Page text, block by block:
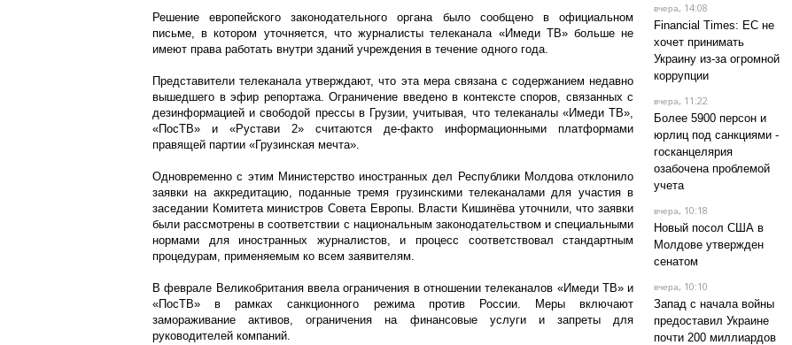
Решение европейского законодательного органа было сообщено в официальном
письме, в котором уточняется, что журналисты телеканала «Имеди ТВ» больше не
имеют права работать внутри зданий учреждения в течение одного года.
Представители телеканала утверждают, что эта мера связана с содержанием недавно
вышедшего в эфир репортажа. Ограничение введено в контексте споров, связанных с
дезинформацией и свободой прессы в Грузии, учитывая, что телеканалы «Имеди ТВ»,
«ПосТВ» и «Рустави 2» считаются де-факто информационными платформами
правящей партии «Грузинская мечта».
Одновременно с этим Министерство иностранных дел Республики Молдова отклонило
заявки на аккредитацию, поданные тремя грузинскими телеканалами для участия в
заседании Комитета министров Совета Европы. Власти Кишинёва уточнили, что заявки
были рассмотрены в соответствии с национальным законодательством и специальными
нормами для иностранных журналистов, и процесс соответствовал стандартным
процедурам, применяемым ко всем заявителям.
В феврале Великобритания ввела ограничения в отношении телеканалов «Имеди ТВ» и
«ПосТВ» в рамках санкционного режима против России. Меры включают
замораживание активов, ограничения на финансовые услуги и запреты для
руководителей компаний.
вчера, 14:08
Financial Times: ЕС не
хочет принимать
Украину из-за огромной
коррупции
вчера, 11:22
Более 5900 персон и
юрлиц под санкциями -
госканцелярия
озабочена проблемой
учета
вчера, 10:18
Новый посол США в
Молдове утвержден
сенатом
вчера, 10:10
Запад с начала войны
предоставил Украине
почти 200 миллиардов